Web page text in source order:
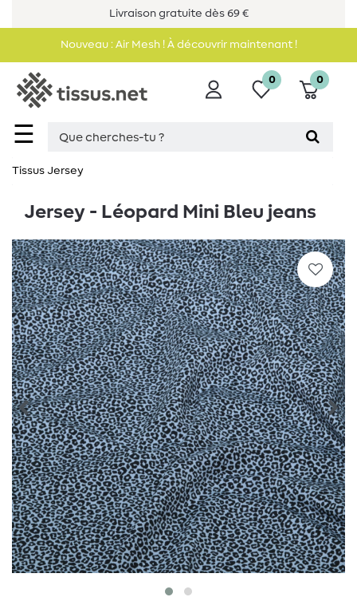
Livraison gratuite dès 69 €
Nouveau : Air Mesh ! À découvrir maintenant !
☰
0 0
Tissus Jersey
Jersey - Léopard Mini Bleu jeans